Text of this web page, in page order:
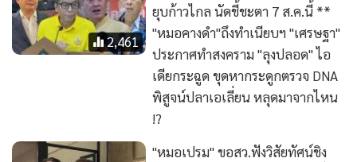
2,461
ยุบก้าวไกล นัดชี้ชะตา 7 ส.ค.นี้ **
"หมอคางดำ"ถึงทำเนียบฯ "เศรษฐา"
ประกาศทำสงคราม "ลุงปลอด" ไอ
เดียกระฉูด ขุดหากระดูกตรวจ DNA
พิสูจน์ปลาเอเลี่ยน หลุดมาจากไหน
!?
"หมอเปรม" ขอสว.ฟังวิสัยทัศน์ชิง